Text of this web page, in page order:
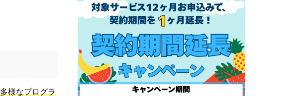
多様なプログラ